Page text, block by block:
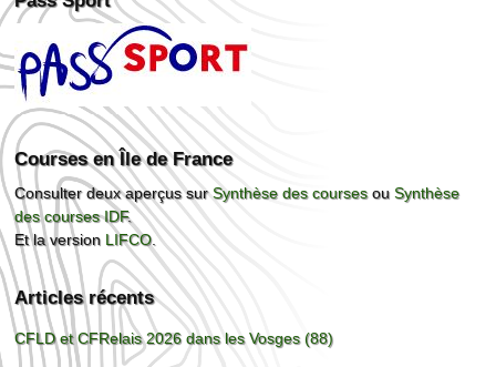
Courses en Île de France
Consulter deux aperçus surSynthèse des coursesouSynthèse
des courses IDF.
Et la version LIFCO.
Articles récents
CFLD et CFRelais 2026 dans les Vosges (88)